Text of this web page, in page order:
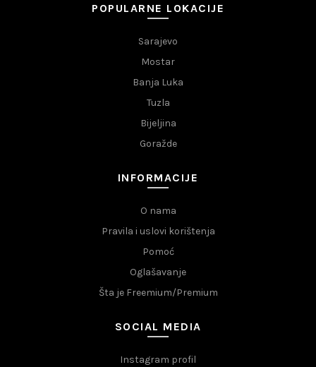
POPULARNE LOKACIJE
Sarajevo
Mostar
Banja Luka
Tuzla
Bijeljina
Goražde
INFORMACIJE
O nama
Pravila i uslovi korištenja
Pomoć
Oglašavanje
Šta je Freemium/Premium
SOCIAL MEDIA
Instagram profil